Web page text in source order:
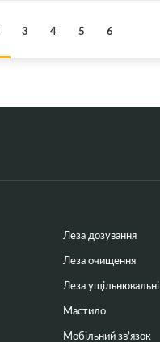
3 4 5 6
Леза дозування
Леза очищення
Леза ущільнювальні
Мастило
Мобільний зв’язок